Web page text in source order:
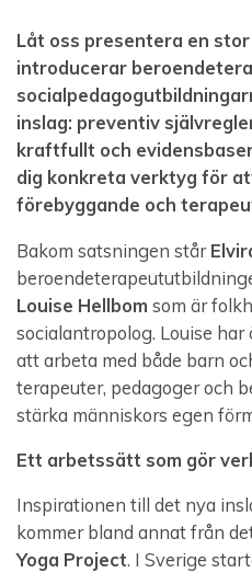
Låt oss presentera en
introducerar
inslag: preventiv
kraftfullt och
dig konkreta verktyg för
förebyggande och
Bakom satsningen står
Louise Hellbom som är
socialantropolog. Louise
att arbeta med både barn
terapeuter, pedagoger och
stärka människors egen
Ett arbetssätt som gör
Inspirationen till det nya
kommer bland annat från
Yoga Project. I Sverige